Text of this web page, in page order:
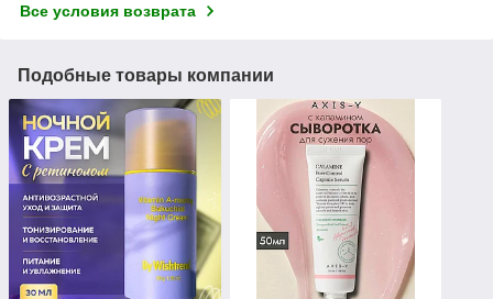
Все условия возврата
Подобные товары компании